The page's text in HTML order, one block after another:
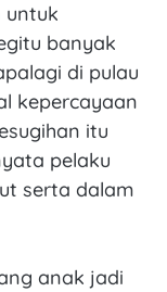
untuk
banyak
di pulau
kepercayaan
itu
pelaku
serta dalam
anak jadi